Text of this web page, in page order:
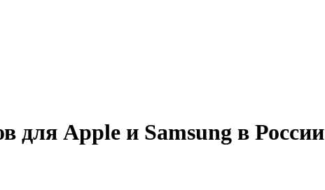
для Apple и Samsung в России